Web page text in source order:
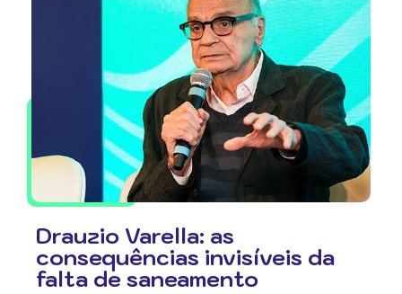
Drauzio Varella: as
consequências invisíveis da
falta de saneamento